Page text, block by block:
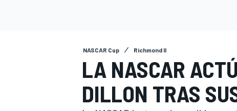
NASCAR Cup Richmond II
LA NASCAR
DILLON TRAS